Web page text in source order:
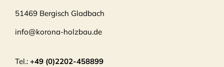
51469 Bergisch Gladbach
info@korona-holzbau.de
Tel.: +49 (0)2202-458899